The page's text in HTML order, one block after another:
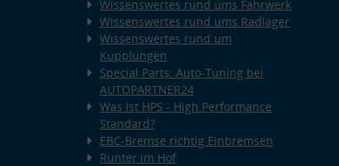
Wissenswertes rund ums Fahrwerk
Wissenswertes rund ums Radlager
Wissenswertes rund um
Kupplungen
Special Parts: Auto-Tuning bei
AUTOPARTNER24
Was ist HPS - High Performance
Standard?
EBC-Bremse richtig Einbremsen
Runter im Hof